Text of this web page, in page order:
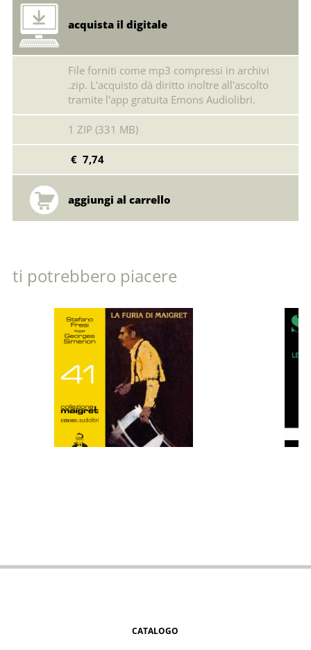
acquista il digitale
File forniti come mp3 compressi in archivi
.zip. L'acquisto dà diritto inoltre all'ascolto
tramite l'app gratuita Emons Audiolibri.
1 ZIP (331 MB)
€ 7,74
ti potrebbero piacere
CATALOGO